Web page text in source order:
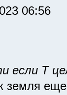
06:56
если Т
земля